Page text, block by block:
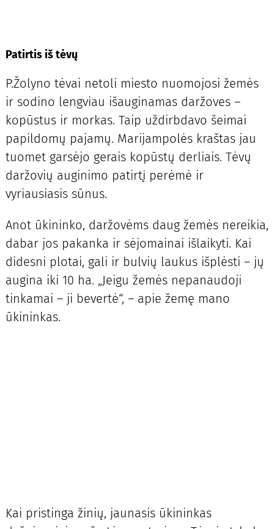
Patirtis iš tėvų
P.Žolyno tėvai netoli miesto nuomojosi žemės
ir sodino lengviau išauginamas daržoves –
kopūstus ir morkas. Taip uždirbdavo šeimai
papildomų pajamų. Marijampolės kraštas jau
tuomet garsėjo gerais kopūstų derliais. Tėvų
daržovių auginimo patirtį perėmė ir
vyriausiasis sūnus.
Anot ūkininko, daržovėms daug žemės nereikia,
dabar jos pakanka ir sėjomainai išlaikyti. Kai
didesni plotai, gali ir bulvių laukus išplėsti – jų
augina iki 10 ha. „Jeigu žemės nepanaudoji
tinkamai – ji bevertė“, – apie žemę mano
ūkininkas.
Kai pristinga žinių, jaunasis ūkininkas